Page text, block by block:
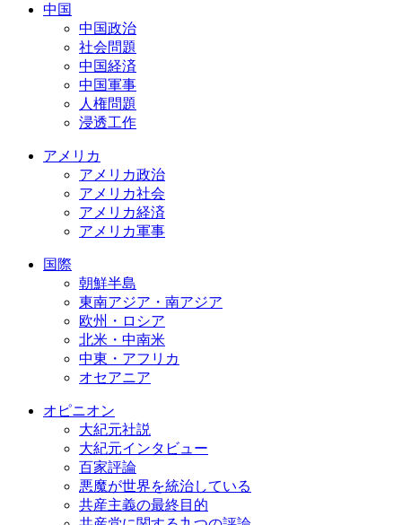
中国
中国政治
社会問題
中国経済
中国軍事
人権問題
浸透工作
アメリカ
アメリカ政治
アメリカ社会
アメリカ経済
アメリカ軍事
国際
朝鮮半島
東南アジア・南アジア
欧州・ロシア
北米・中南米
中東・アフリカ
オセアニア
オピニオン
大紀元社説
大紀元インタビュー
百家評論
悪魔が世界を統治している
共産主義の最終目的